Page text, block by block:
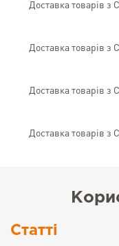
Доставка товарів
Доставка товарів з
Доставка товарів
Доставка товарів з
Статті